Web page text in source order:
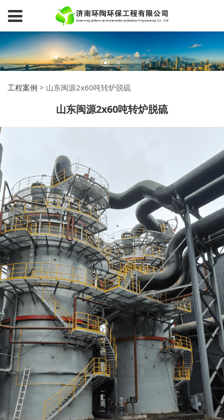
工程案例 > 山东闽源2x60吨转炉脱硫
山东闽源2x60吨转炉脱硫